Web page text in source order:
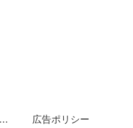
プライバシーポリシー・免責事項 広告ポリシー